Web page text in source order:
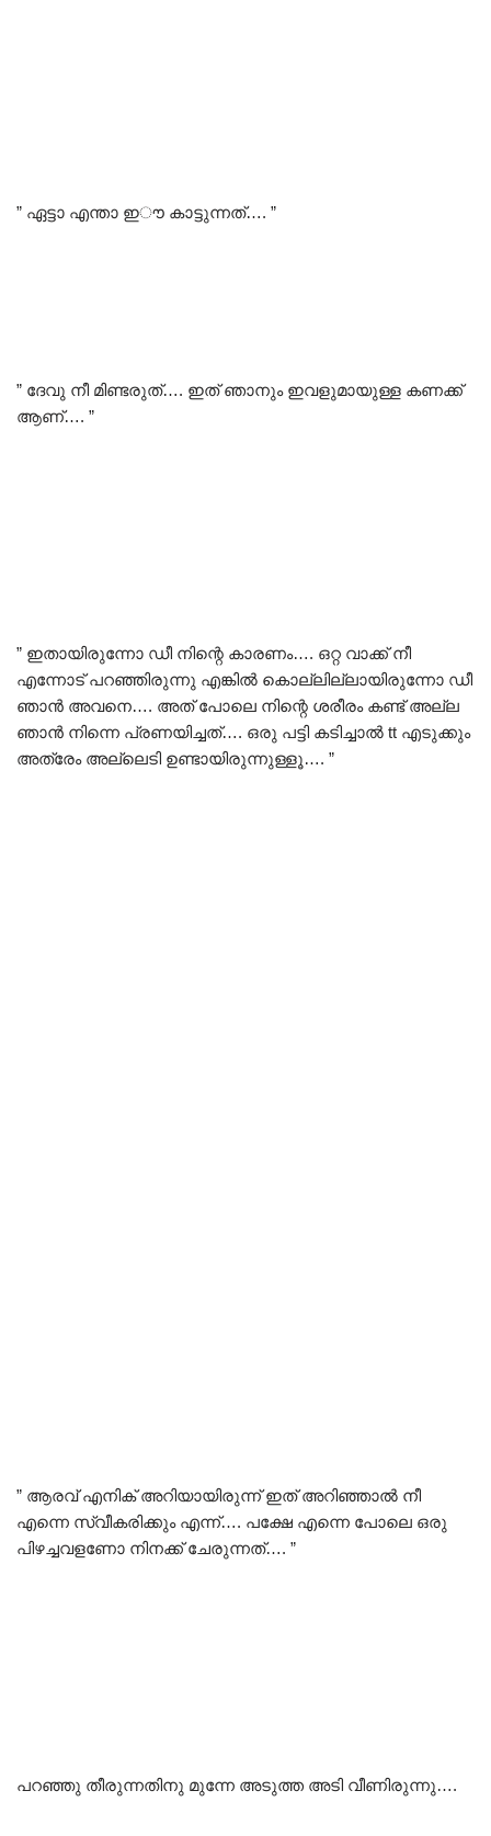
” ഏട്ടാ എന്താ ഇൗ കാട്ടുന്നത്…. ”
” ദേവു നീ മിണ്ടരുത്…. ഇത് ഞാനും ഇവളുമായുള്ള കണക്ക്
ആണ്…. ”
” ഇതായിരുന്നോ ഡീ നിന്റെ കാരണം…. ഒറ്റ വാക്ക് നീ
എന്നോട് പറഞ്ഞിരുന്നു എങ്കിൽ കൊല്ലില്ലായിരുന്നോ ഡീ
ഞാൻ അവനെ…. അത് പോലെ നിന്റെ ശരീരം കണ്ട് അല്ല
ഞാൻ നിന്നെ പ്രണയിച്ചത്…. ഒരു പട്ടി കടിച്ചാൽ tt എടുക്കും
അത്രേം അല്ലെടി ഉണ്ടായിരുന്നുള്ളൂ…. ”
” ആരവ് എനിക് അറിയായിരുന്ന് ഇത് അറിഞ്ഞാൽ നീ
എന്നെ സ്വീകരിക്കും എന്ന്…. പക്ഷേ എന്നെ പോലെ ഒരു
പിഴച്ചവളണോ നിനക്ക് ചേരുന്നത്…. ”
പറഞ്ഞു തീരുന്നതിനു മുന്നേ അടുത്ത അടി വീണിരുന്നു….